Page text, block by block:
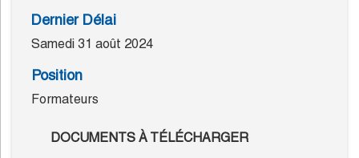
Dernier Délai
Samedi 31 août 2024
Position
Formateurs
DOCUMENTS À TÉLÉCHARGER